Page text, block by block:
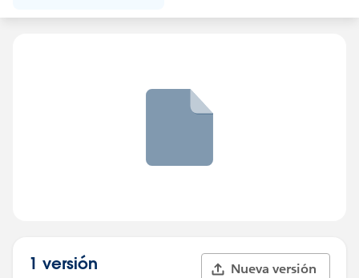
1 versión Nueva versión